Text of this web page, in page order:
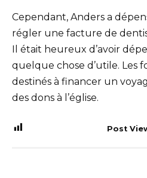
Cependant, Anders a
régler une facture de
Il était heureux d’avoir
quelque chose d’utile. Les
destinés à financer un
des dons à l’église.
Post